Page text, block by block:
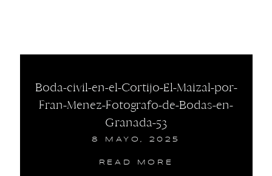
Boda-civil-en-el-Cortijo-El-Maizal-por-
Fran-Menez-Fotografo-de-Bodas-en-
Granada-53
8 MAYO, 2025
READ MORE